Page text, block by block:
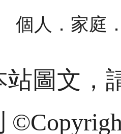
個人．家庭
站圖文，